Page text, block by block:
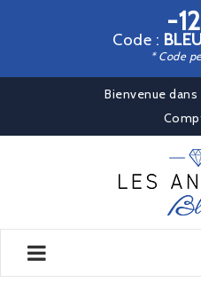
-
Code :
* Code
Bienvenue